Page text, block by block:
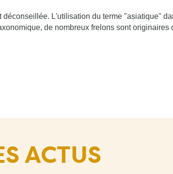
déconseillée. L'utilisation du terme "asiatique"
de nombreux frelons sont originaires
ACTUS